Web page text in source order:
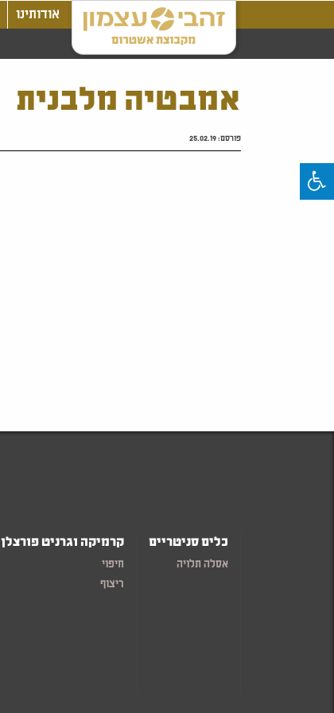
אודותינו
אמבטיה מלבנית
פורסם:25.02.19
כלים סניטריים
אסלה תלויה
קרמיקה וגרניט פורצלן
חיפוי
ריצוף